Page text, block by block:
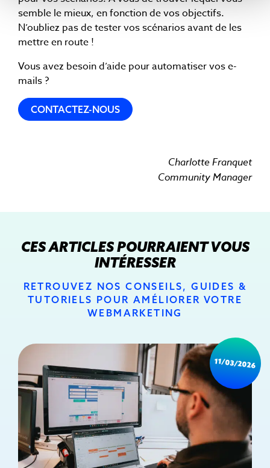
semble le mieux, en fonction de vos objectifs.
N’oubliez pas de tester vos scénarios avant de les
mettre en route !
Vous avez besoin d’aide pour automatiser vos e-
mails ?
CONTACTEZ-NOUS
Charlotte Franquet
Community Manager
CES ARTICLES POURRAIENT VOUS
INTÉRESSER
RETROUVEZ NOS CONSEILS, GUIDES &
TUTORIELS POUR AMÉLIORER VOTRE
WEBMARKETING
11/03/2026